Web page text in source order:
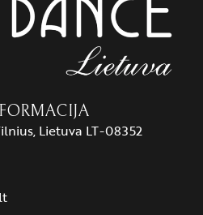
Lietuva LT-08352